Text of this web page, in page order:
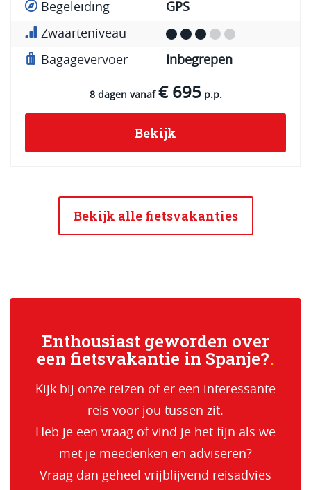
Begeleiding GPS
Zwaarteniveau
Bagagevervoer Inbegrepen
8 dagen vanaf € 695p.p.
Bekijk
Bekijk alle fietsvakanties
Enthousiast geworden over
een fietsvakantie in Spanje?
Kijk bij onze reizen of er een interessante
reis voor jou tussen zit.
Heb je een vraag of vind je het fijn als we
met je meedenken en adviseren?
Vraag dan geheel vrijblijvend reisadvies